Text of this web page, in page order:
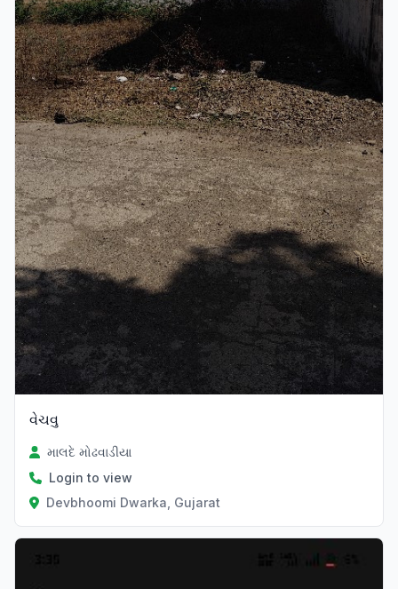
વેચવુ
માલદે મોઢવાડીયા
Login to view
Devbhoomi Dwarka, Gujarat